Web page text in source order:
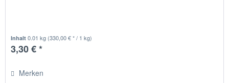
Inhalt0.01 kg (330,00 € * / 1 kg)
3,30 € *
Merken